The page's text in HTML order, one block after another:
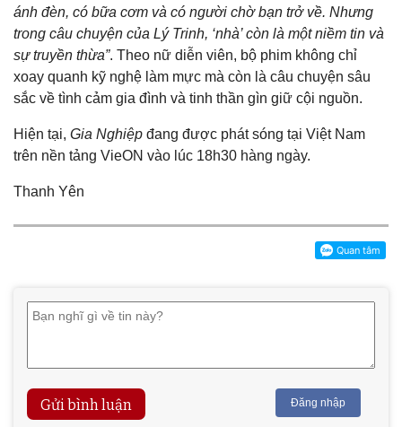
ánh đèn, có bữa cơm và có người chờ bạn trở về. Nhưng
trong câu chuyện của Lý Trinh, ‘nhà’ còn là một niềm tin và
sự truyền thừa”. Theo nữ diễn viên, bộ phim không chỉ
xoay quanh kỹ nghệ làm mực mà còn là câu chuyện sâu
sắc về tình cảm gia đình và tinh thần gìn giữ cội nguồn.
Hiện tại, Gia Nghiệp đang được phát sóng tại Việt Nam
trên nền tảng VieON vào lúc 18h30 hàng ngày.
Thanh Yên
Gửi bình luận Đăng nhập